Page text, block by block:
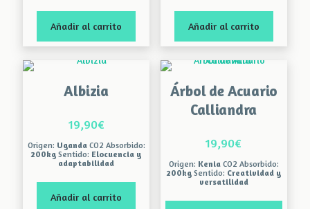
Añadir al carrito Añadir al carrito
Albizia
19,90€
Origen: UgandaCO2 Absorbido:
200kg Sentido: Elocuencia y
adaptabilidad
Añadir al carrito
Árbol de Acuario
Calliandra
19,90€
Origen: KeniaCO2 Absorbido:
200kgSentido: Creatividad y
versatilidad